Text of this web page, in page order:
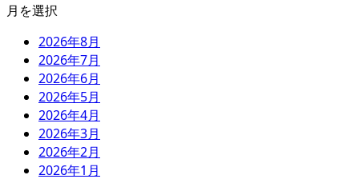
月を選択
2026年8月
2026年7月
2026年6月
2026年5月
2026年4月
2026年3月
2026年2月
2026年1月